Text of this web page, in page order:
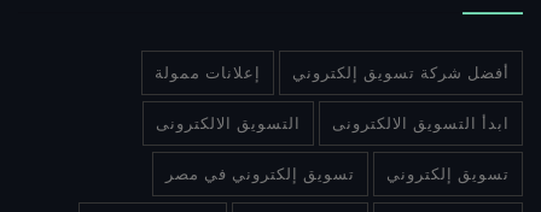
أفضل شركة تسويق إلكتروني إعلانات ممولة
ابدأ التسويق الالكترونى التسويق الالكترونى
تسويق إلكتروني تسويق إلكتروني في مصر